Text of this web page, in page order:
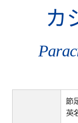
カ
節
英